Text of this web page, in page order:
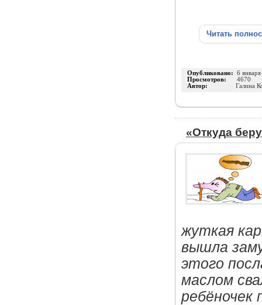
Читать
Опубликовано: 6
Просмотров: 4670
Автор: Галина
«Откуда
жуткая
вышла
этого
маслом
ребёночек